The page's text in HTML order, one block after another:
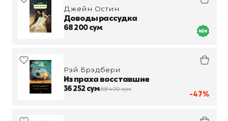
Джейн Остин
Доводы рассудка
68 200 сум
-47%
Рэй Брэдбери
Из праха восставшие
36 252 сум68 400 сум